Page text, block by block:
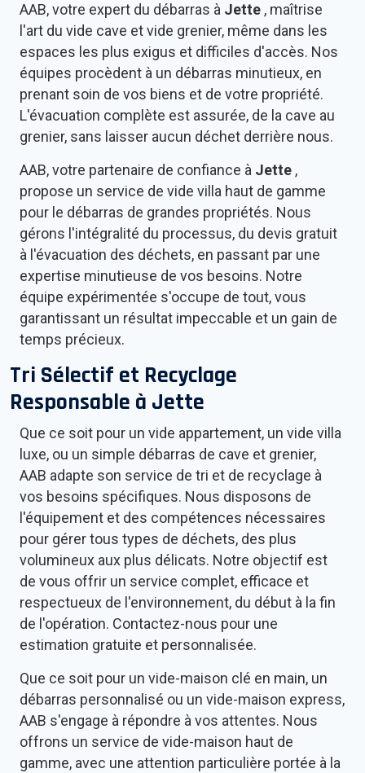
AAB, votre expert du débarras à Jette , maîtrise
l'art du vide cave et vide grenier, même dans les
espaces les plus exigus et difficiles d'accès. Nos
équipes procèdent à un débarras minutieux, en
prenant soin de vos biens et de votre propriété.
L'évacuation complète est assurée, de la cave au
grenier, sans laisser aucun déchet derrière nous.
AAB, votre partenaire de confiance à Jette ,
propose un service de vide villa haut de gamme
pour le débarras de grandes propriétés. Nous
gérons l'intégralité du processus, du devis gratuit
à l'évacuation des déchets, en passant par une
expertise minutieuse de vos besoins. Notre
équipe expérimentée s'occupe de tout, vous
garantissant un résultat impeccable et un gain de
temps précieux.
Tri Sélectif et Recyclage
Responsable à Jette
Que ce soit pour un vide appartement, un vide villa
luxe, ou un simple débarras de cave et grenier,
AAB adapte son service de tri et de recyclage à
vos besoins spécifiques. Nous disposons de
l'équipement et des compétences nécessaires
pour gérer tous types de déchets, des plus
volumineux aux plus délicats. Notre objectif est
de vous offrir un service complet, efficace et
respectueux de l'environnement, du début à la fin
de l'opération. Contactez-nous pour une
estimation gratuite et personnalisée.
Que ce soit pour un vide-maison clé en main, un
débarras personnalisé ou un vide-maison express,
AAB s'engage à répondre à vos attentes. Nous
offrons un service de vide-maison haut de
gamme, avec une attention particulière portée à la